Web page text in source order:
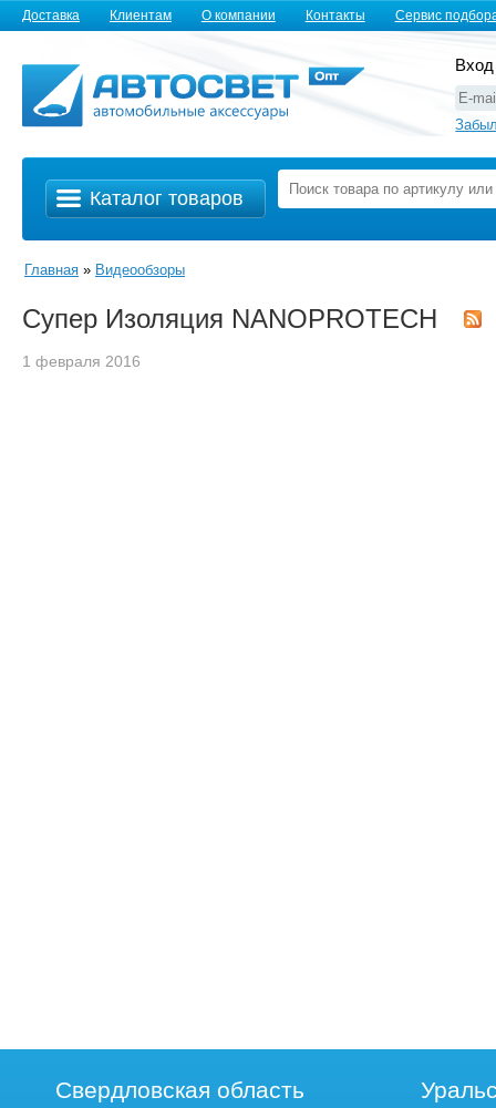
Доставка Клиентам О компании Контакты Сервис
Каталог товаров
Главная » Видеообзоры
Супер Изоляция NANOPROTECH
1 февраля 2016
Свердловская область